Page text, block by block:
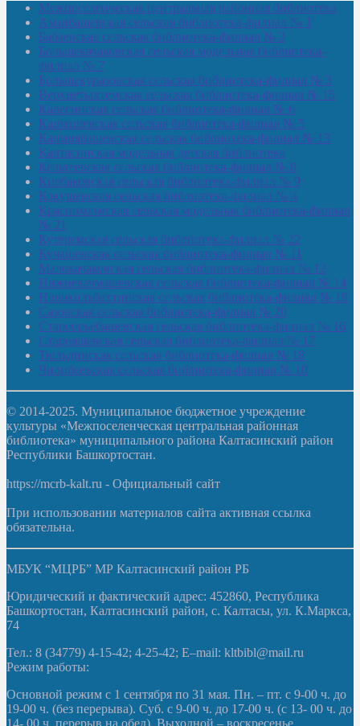
Межпоселенческая центральная районная библиотека
Амзибашевская сельская библиотека-филиал № 1
Бабаевская сельская библиотека-филиал № 2
Большекачаковская сельская модельная библиотека-
филиал № 7
Большекуразовская сельская библиотека-филиал № 3
Верхнетыхтемская сельская библиотека-филиал № 15
Калегинская сельская библиотека-филиал № 6
Калмашевская сельская библиотека-филиал № 5
Калмиябашевская сельская библиотека-филиал № 13
Калтасинская модельная детская библиотека
Кельтеевская сельская библиотека-филиал № 8
Киебаковская сельская библиотека-филиал № 9
Кокушевская сельская библиотека-филиал № 4
Краснохолмская сельская модельная библиотека-филиал
№ 21
Кутеремская сельская библиотека-филиал № 22
Кучашевская сельская библиотека-филиал № 11
Малокачаковская сельская библиотека-филиал № 12
Нижнекачмашевская сельская библиотека-филиал № 14
Новокильбахтинская сельская библиотека-филиал № 19
Сазовская сельская библиотека-филиал № 20
Староорьебашевская сельская библиотека-филиал № 16
Старояшевская сельская библиотека-филиал № 17
Тюльдинская сельская библиотека-филиал № 18
Чилибеевская сельская библиотека-филиал № 10
© 2014-2025. Муниципальное бюджетное учреждение
культуры «Межпоселенческая центральная районная
библиотека» муниципального района Калтасинский район
Республики Башкортостан.
https://mcrb-kalt.ru - Официальный сайт
При использовании материалов сайта активная ссылка
обязательна.
МБУК “МЦРБ” МР Калтасинский район РБ
Юридический и фактический адрес: 452860, Республика
Башкортостан, Калтасинский район, с. Калтасы, ул. К.Маркса,
74
Тел.: 8 (34779) 4-15-42; 4-25-42; E–mail: kltbibl@mail.ru
Режим работы:
Основной режим с 1 сентября по 31 мая. Пн. – пт. с 9-00 ч. до
19-00 ч. (без перерыва). Суб. с 9-00 ч. до 17-00 ч. (с 13- 00 ч. до